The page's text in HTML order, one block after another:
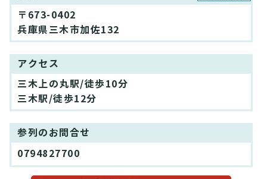
〒673-0402
兵庫県三木市加佐132
アクセス
三木上の丸駅/徒歩10分
三木駅/徒歩12分
参列のお問合せ
0794827700